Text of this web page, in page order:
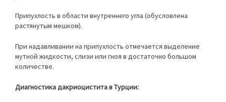
Припухлость в области внутреннего угла (обусловлена
растянутым мешком).
При надавливании на припухлость отмечается выделение
мутной жидкости, слизи или гноя в достаточно большом
количестве.
Диагностика дакриоцистита в Турции: